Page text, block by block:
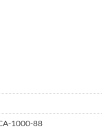
1000-88